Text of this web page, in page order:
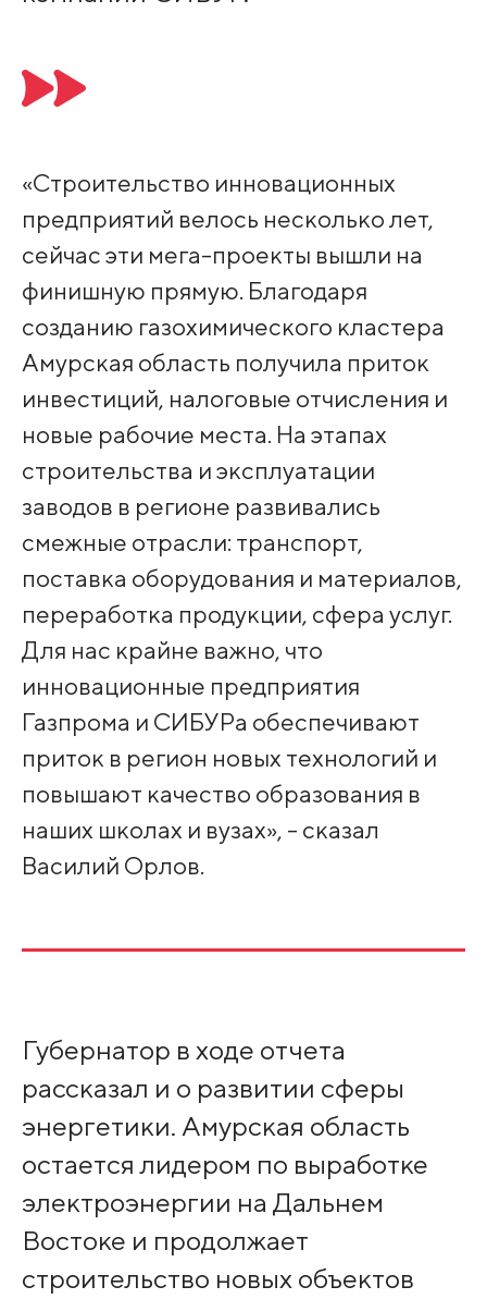
«Строительство инновационных
предприятий велось несколько лет,
сейчас эти мега-проекты вышли на
финишную прямую. Благодаря
созданию газохимического кластера
Амурская область получила приток
инвестиций, налоговые отчисления и
новые рабочие места. На этапах
строительства и эксплуатации
заводов в регионе развивались
смежные отрасли: транспорт,
поставка оборудования и материалов,
переработка продукции, сфера услуг.
Для нас крайне важно, что
инновационные предприятия
Газпрома и СИБУРа обеспечивают
приток в регион новых технологий и
повышают качество образования в
наших школах и вузах», - сказал
Василий Орлов.
Губернатор в ходе отчета
рассказал и о развитии сферы
энергетики. Амурская область
остается лидером по выработке
электроэнергии на Дальнем
Востоке и продолжает
строительство новых объектов